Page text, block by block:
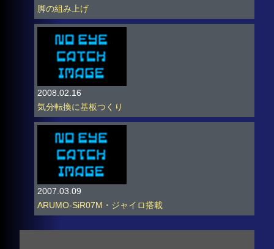
脚の組み上げ
2008.02.16
気分転換に基板つくり
2007.03.09
ARUMO-SiR07M・ジャイロ搭載